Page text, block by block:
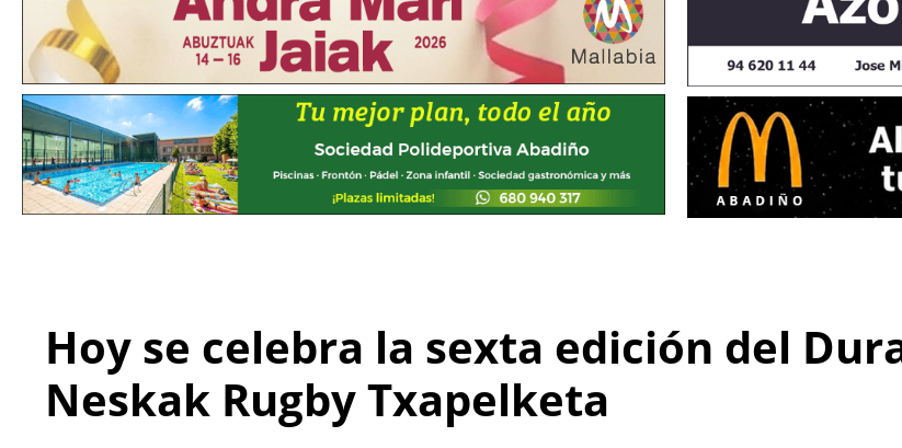
Hoy se celebra la sexta edición del
Neskak Rugby Txapelketa